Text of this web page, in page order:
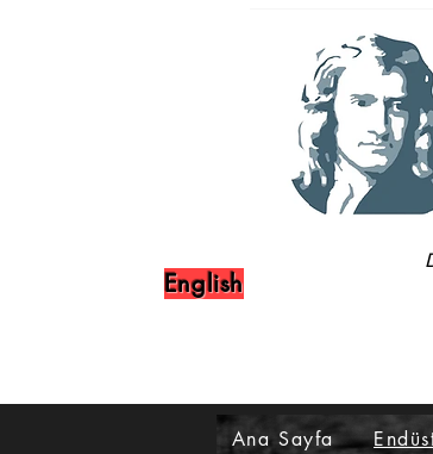
Ana Sayfa
English